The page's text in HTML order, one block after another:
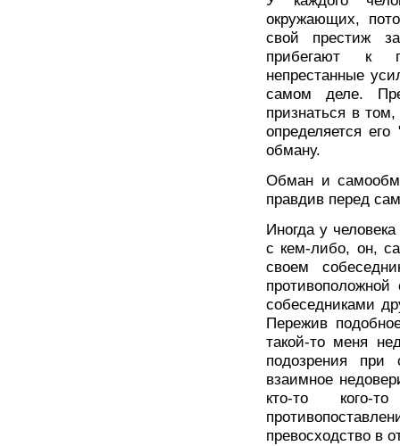
окружающих,
свой престиж
прибегают к
непрестанные
самом деле.
признаться в
определяется
обману.
Обман и
правдив перед
Иногда у
с кем-либо, он,
своем
собеседниками
Пережив
такой-то меня
подозрения при
взаимное
кто-то кого-
превосходство в